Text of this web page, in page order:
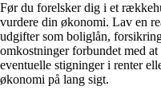
Før du forelsker dig i et
vurdere din økonomi. Lav en
udgifter som boliglån,
omkostninger forbundet med
eventuelle stigninger i renter
økonomi på lang sigt.